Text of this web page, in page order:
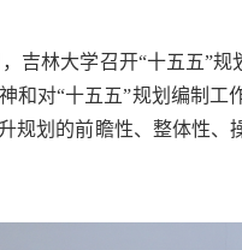
，吉林大学召开“十五五”
和对“十五五”规划编制
规划的前瞻性、整体性